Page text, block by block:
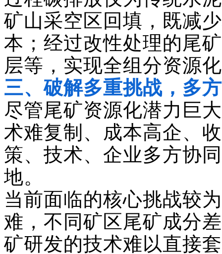
矿山采空区回填，既减
本；经过改性处理的尾
层等，实现全组分资源
三、破解多重挑战，多
尽管尾矿资源化潜力巨
术难复制、成本高企、
策、技术、企业多方协
地。
当前面临的核心挑战较
难，不同矿区尾矿成分
矿研发的技术难以直接